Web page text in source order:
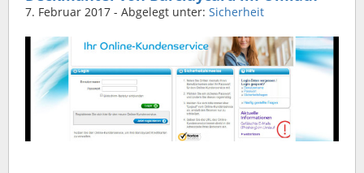
7. Februar 2017 - Abgelegt unter: Sicherheit